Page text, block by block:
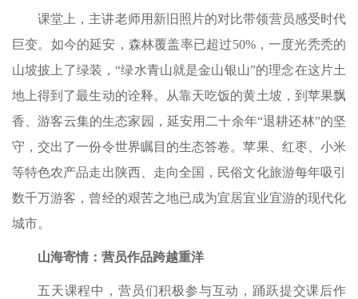
课堂上，主讲老师用新旧照片的对比带领营员感受时代
巨变。如今的延安，森林覆盖率已超过50%，一度光秃秃的
山坡披上了绿装，“绿水青山就是金山银山”的理念在这片土
地上得到了最生动的诠释。从靠天吃饭的黄土坡，到苹果飘
香、游客云集的生态家园，延安用二十余年“退耕还林”的坚
守，交出了一份令世界瞩目的生态答卷。苹果、红枣、小米
等特色农产品走出陕西、走向全国，民俗文化旅游每年吸引
数千万游客，曾经的艰苦之地已成为宜居宜业宜游的现代化
城市。
山海寄情：营员作品跨越重洋
五天课程中，营员们积极参与互动，踊跃提交课后作